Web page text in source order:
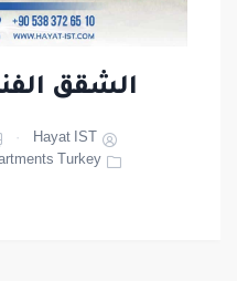
الشقق
Hayat IST
Turkey